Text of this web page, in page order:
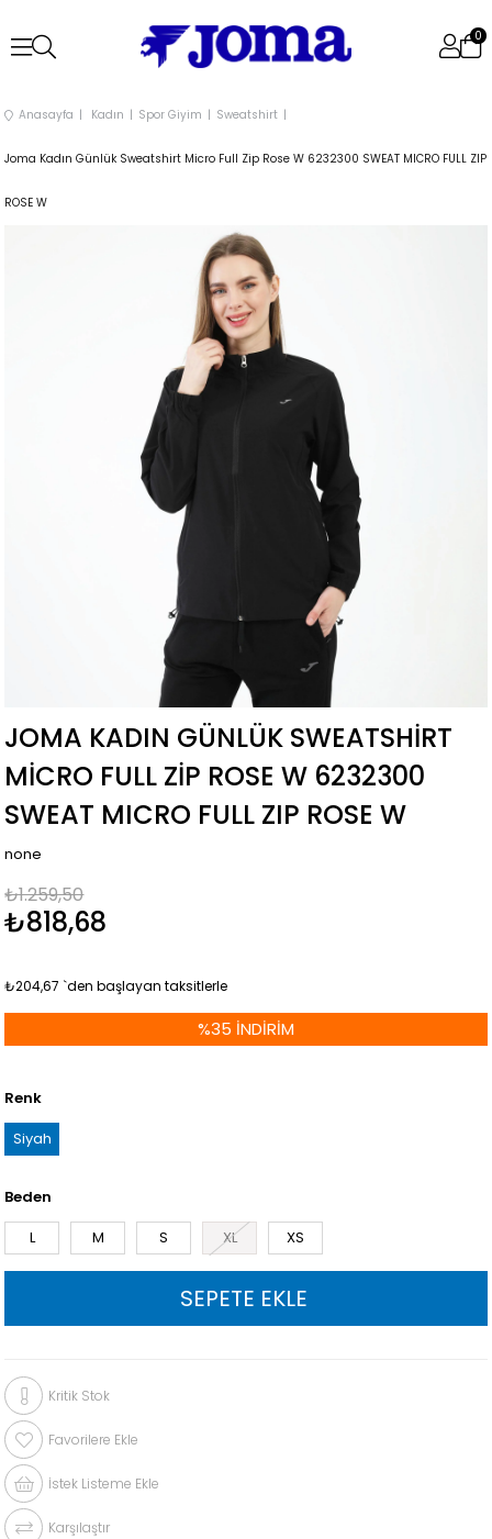
0
Anasayfa Kadın Spor Giyim Sweatshirt
Joma Kadın Günlük Sweatshirt Micro Full Zip Rose W 6232300 SWEAT MICRO FULL ZIP
ROSE W
JOMA KADIN GÜNLÜK SWEATSHIRT
MICRO FULL ZIP ROSE W 6232300
SWEAT MICRO FULL ZIP ROSE W
none
₺1.259,50
₺818,68
₺204,67 `den başlayan taksitlerle
%35 İNDIRIM
Renk
Siyah
Beden
L
M S XL XS
Kritik Stok
Favorilere Ekle
İstek Listeme Ekle
Karşılaştır